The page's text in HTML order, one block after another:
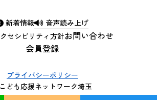
新着情報 音声読み上げ
会員登録
お問い合わせ
セシビリティ方針
プライバシーポリシー
ども応援ネットワーク埼玉